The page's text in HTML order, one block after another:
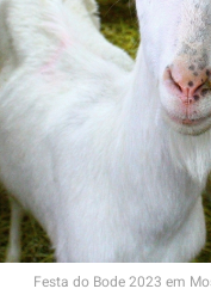
Festa do Bode 2023 em